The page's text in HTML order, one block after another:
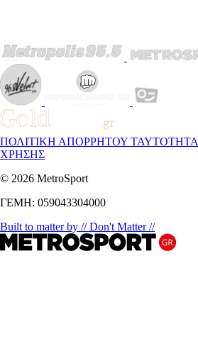
ΠΟΛΙΤΙΚΗ ΑΠΟΡΡΗΤΟΥ ΤΑΥΤΟΤΗΤΑ
ΧΡΗΣΗΣ
© 2026 MetroSport
ΓΕΜΗ: 059043304000
Built to matter by // Don't Matter //